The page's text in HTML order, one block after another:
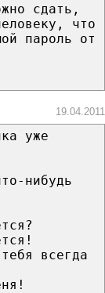
сдать,
что
пароль от
19.04.2011
уже
нибудь
всегда